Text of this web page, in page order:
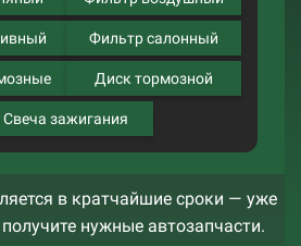
Фильтр салонный
Диск тормозной
Свеча зажигания
в кратчайшие сроки — уже
нужные автозапчасти.